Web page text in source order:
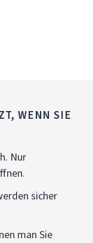
WENN SIE
Nur
sicher
man Sie